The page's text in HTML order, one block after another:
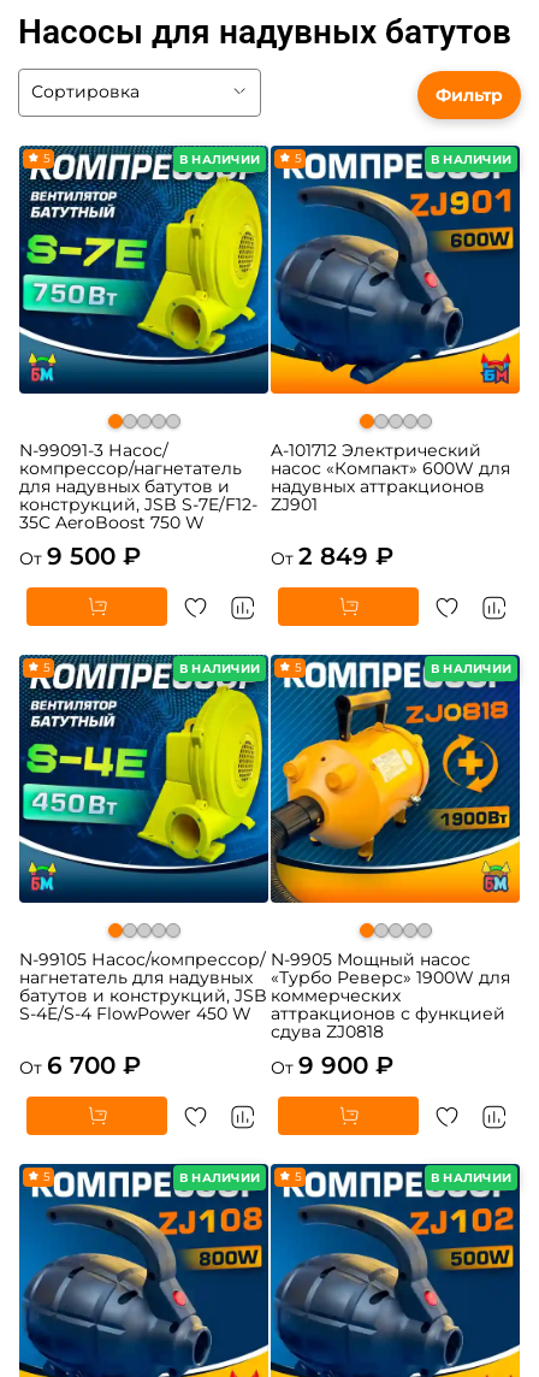
Насосы для надувных батутов
В НАЛИЧИИ
5
N-99091-3 Насос/
компрессор/нагнетатель
для надувных батутов и
конструкций, JSB S-7E/F12-
35C AeroBoost 750 W
От 9 500 ₽
В НАЛИЧИИ
5
A-101712 Электрический
насос «Компакт» 600W для
надувных аттракционов
ZJ901
От 2 849 ₽
В НАЛИЧИИ
5
N-99105 Насос/компрессор/
нагнетатель для надувных
батутов и конструкций, JSB
S-4E/S-4 FlowPower 450 W
От 6 700 ₽
В НАЛИЧИИ
5
N-9905 Мощный насос
«Турбо Реверс» 1900W для
коммерческих
аттракционов с функцией
сдува ZJ0818
От 9 900 ₽
В НАЛИЧИИ
5 В НАЛИЧИИ
5
Фильтр